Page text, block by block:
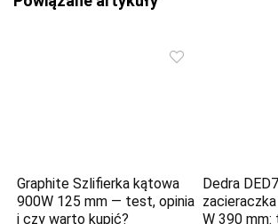
Graphite Szlifierka kątowa
900W 125 mm — test, opinia
i czy warto kupić?
Dedra
W 390